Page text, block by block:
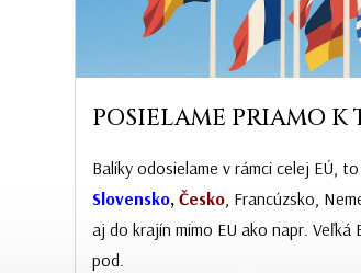
POSIELAME PRIAMO K
Balíky odosielame v rámci celej EÚ,
Slovensko, Česko, Francúzsko,
aj do krajín mimo EU ako napr. Veľká
pod.